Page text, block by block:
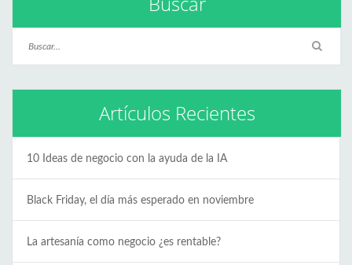
Artículos Recientes
10 Ideas de negocio con la ayuda de la IA
Black Friday, el día más esperado en noviembre
La artesanía como negocio ¿es rentable?